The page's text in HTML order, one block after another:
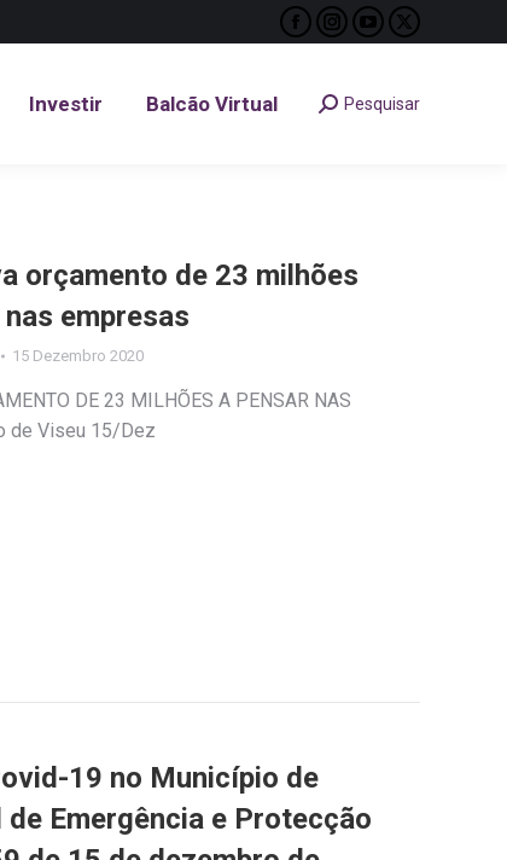
Facebook
opens
Instagram
opens
YouTube
opens
X
opens
Investir Balcão Virtual Search:Pesquisar
orçamento de 23 milhões
empresas
15 Dezembro 2020
DE 23 MILHÕES A PENSAR NAS
de Viseu 15/Dez
19 no Município de
Emergência e Protecção
Investir Balcão Virtual Search:
Pesquisar